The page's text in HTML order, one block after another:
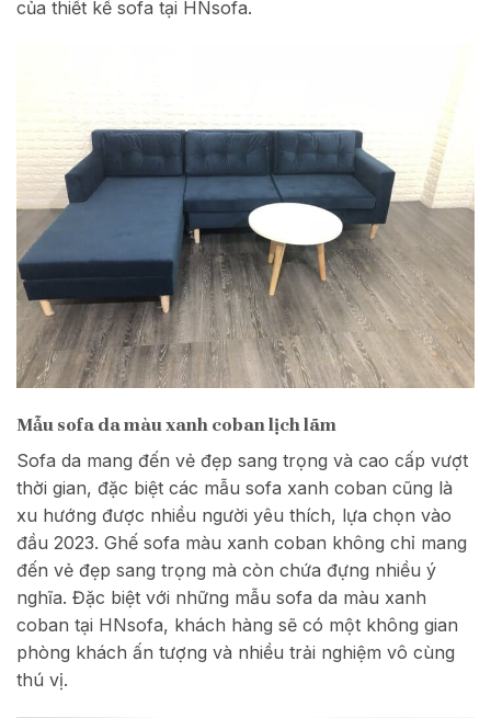
của thiết kế sofa tại HNsofa.
Mẫu sofa da màu xanh coban lịch lãm
Sofa da mang đến vẻ đẹp sang trọng và cao cấp vượt
thời gian, đặc biệt các mẫu sofa xanh coban cũng là
xu hướng được nhiều người yêu thích, lựa chọn vào
đầu 2023. Ghế sofa màu xanh coban không chỉ mang
đến vẻ đẹp sang trọng mà còn chứa đựng nhiều ý
nghĩa. Đặc biệt với những mẫu sofa da màu xanh
coban tại HNsofa, khách hàng sẽ có một không gian
phòng khách ấn tượng và nhiều trải nghiệm vô cùng
thú vị.